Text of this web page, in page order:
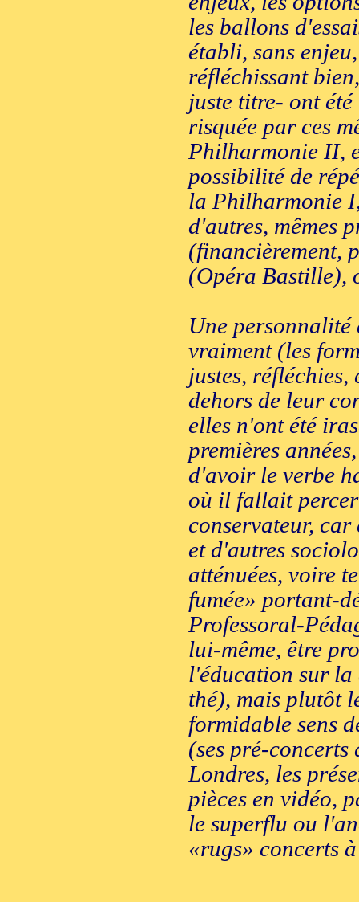
les ballons
établi, sans
réfléchissant
juste titre- ont
risquée par ces
Philharmonie II,
possibilité de
la Philharmonie
d'autres, mêmes
(financièrement,
(Opéra Bastille),
Une personnalité
vraiment (les
justes,
dehors de leur
elles n'ont été
premières
d'avoir le verbe
où il fallait
conservateur,
et d'autres
atténuées, voire
fumée» portant-
Professoral-
lui-même, être
l'éducation sur la
thé), mais plutôt
formidable sens
(ses pré-
Londres, les
pièces en vidéo,
le superflu ou
«rugs» concerts